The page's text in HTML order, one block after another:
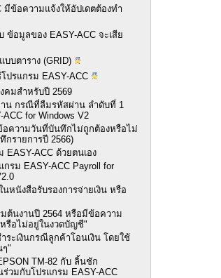
มีข้อความแจ้งให้อัปเดตต้องทำ
ข้อมูลของ EASY-ACC จะเสีย
บบตาราง (GRID)
ปรแกรม EASY-ACC
คมสำหรับปี 2569
าน กรณีที่ลืมรหัสผ่าน ลำดับที่ 1
for Windows V2
ความวันที่บันทึกไม่ถูกต้องหรือไม่
กรายการปี 2566)
EASY-ACC ด้วยตนเอง
รม EASY-ACC Payroll for
หนังสือรับรองการจ่ายเงิน หรือ
ต้นงานปี 2564 หรือมีข้อความ
รือไม่อยู่ในงวดบัญชี"
ระเงินกรณีลูกค้าโอนเงิน โดยใช้
ๆ"
TM-82 กับ ลิ้นชัก
ร่วมกับโปรแกรม EASY-ACC